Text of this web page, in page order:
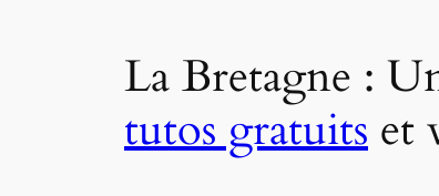
La Bretagne :
tutos gratuits et